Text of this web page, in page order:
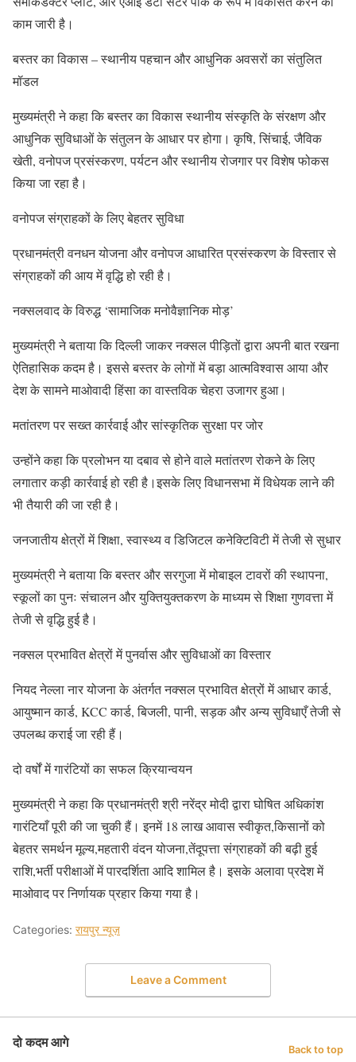
काम जारी है।
बस्तर का विकास – स्थानीय पहचान और आधुनिक अवसरों का संतुलित
मॉडल
मुख्यमंत्री ने कहा कि बस्तर का विकास स्थानीय संस्कृति के संरक्षण और
आधुनिक सुविधाओं के संतुलन के आधार पर होगा। कृषि, सिंचाई, जैविक
खेती, वनोपज प्रसंस्करण, पर्यटन और स्थानीय रोजगार पर विशेष फोकस
किया जा रहा है।
वनोपज संग्राहकों के लिए बेहतर सुविधा
प्रधानमंत्री वनधन योजना और वनोपज आधारित प्रसंस्करण के विस्तार से
संग्राहकों की आय में वृद्धि हो रही है।
नक्सलवाद के विरुद्ध ‘सामाजिक मनोवैज्ञानिक मोड़’
मुख्यमंत्री ने बताया कि दिल्ली जाकर नक्सल पीड़ितों द्वारा अपनी बात रखना
ऐतिहासिक कदम है। इससे बस्तर के लोगों में बड़ा आत्मविश्वास आया और
देश के सामने माओवादी हिंसा का वास्तविक चेहरा उजागर हुआ।
मतांतरण पर सख्त कार्रवाई और सांस्कृतिक सुरक्षा पर जोर
उन्होंने कहा कि प्रलोभन या दबाव से होने वाले मतांतरण रोकने के लिए
लगातार कड़ी कार्रवाई हो रही है।इसके लिए विधानसभा में विधेयक लाने की
भी तैयारी की जा रही है।
जनजातीय क्षेत्रों में शिक्षा, स्वास्थ्य व डिजिटल कनेक्टिविटी में तेजी से सुधार
मुख्यमंत्री ने बताया कि बस्तर और सरगुजा में मोबाइल टावरों की स्थापना,
स्कूलों का पुनः संचालन और युक्तियुक्तकरण के माध्यम से शिक्षा गुणवत्ता में
तेजी से वृद्धि हुई है।
नक्सल प्रभावित क्षेत्रों में पुनर्वास और सुविधाओं का विस्तार
नियद नेल्ला नार योजना के अंतर्गत नक्सल प्रभावित क्षेत्रों में आधार कार्ड,
आयुष्मान कार्ड, KCC कार्ड, बिजली, पानी, सड़क और अन्य सुविधाएँ तेजी से
उपलब्ध कराई जा रही हैं।
दो वर्षों में गारंटियों का सफल क्रियान्वयन
मुख्यमंत्री ने कहा कि प्रधानमंत्री श्री नरेंद्र मोदी द्वारा घोषित अधिकांश
गारंटियाँ पूरी की जा चुकी हैं। इनमें 18 लाख आवास स्वीकृत,किसानों को
बेहतर समर्थन मूल्य,महतारी वंदन योजना,तेंदूपत्ता संग्राहकों की बढ़ी हुई
राशि,भर्ती परीक्षाओं में पारदर्शिता आदि शामिल है। इसके अलावा प्रदेश में
माओवाद पर निर्णायक प्रहार किया गया है।
Categories: रायपुर न्यूज़
Leave a Comment
दो कदम आगे Back to top